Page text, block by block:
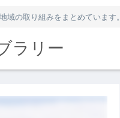
域の取り組みをまとめています。
ラリー